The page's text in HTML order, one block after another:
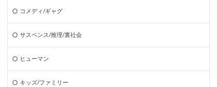
コメディ/ギャグ
サスペンス/推理/裏社会
ヒューマン
キッズ/ファミリー